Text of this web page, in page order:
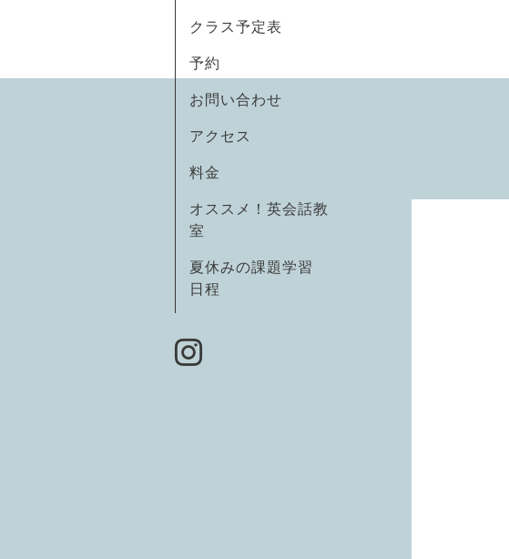
クラス予定表
予約
お問い合わせ
アクセス
料金
オススメ！英会話教
室
夏休みの課題学習
日程